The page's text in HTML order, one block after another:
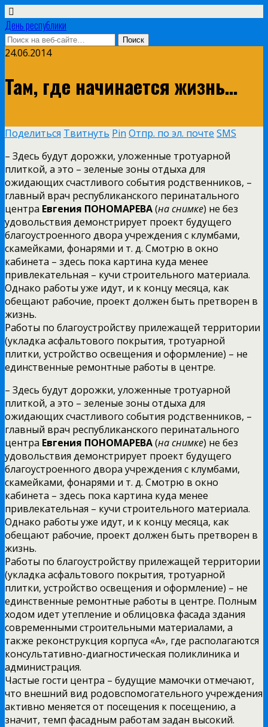
День республики
24.06.2014
Там, где начинается жизнь…
Поделиться Твитнуть Pin Отпр. по эл. почте SMS
– Здесь будут дорожки, уложенные тротуарной
плиткой, а это – зеленые зоны отдыха для
ожидающих счастливого события родственников, –
главный врач республиканского перинатального
центра Евгения ПОНОМАРЕВА(на снимке) не без
удовольствия демонстрирует проект будущего
благоустроенного двора учреждения с клумбами,
скамейками, фонарями и т. д. Смотрю в окно
кабинета – здесь пока картина куда менее
привлекательная – кучи строительного материала.
Однако работы уже идут, и к концу месяца, как
обещают рабочие, проект должен быть претворен в
жизнь.
Работы по благоустройству прилежащей территории
(укладка асфальтового покрытия, тротуарной
плитки, устройство освещения и оформление) – не
единственные ремонтные работы в центре.
– Здесь будут дорожки, уложенные тротуарной
плиткой, а это – зеленые зоны отдыха для
ожидающих счастливого события родственников, –
главный врач республиканского перинатального
центра Евгения ПОНОМАРЕВА(на снимке) не без
удовольствия демонстрирует проект будущего
благоустроенного двора учреждения с клумбами,
скамейками, фонарями и т. д. Смотрю в окно
кабинета – здесь пока картина куда менее
привлекательная – кучи строительного материала.
Однако работы уже идут, и к концу месяца, как
обещают рабочие, проект должен быть претворен в
жизнь.
Работы по благоустройству прилежащей территории
(укладка асфальтового покрытия, тротуарной
плитки, устройство освещения и оформление) – не
единственные ремонтные работы в центре. Полным
ходом идет утепление и облицовка фасада здания
современными строительными материалами, а
также реконструкция корпуса «А», где располагаются
консультативно-диагностическая поликлиника и
администрация.
Частые гости центра – будущие мамочки отмечают,
что внешний вид родовспомогательного учреждения
активно меняется от посещения к посещению, а
значит, темп фасадным работам задан высокий.